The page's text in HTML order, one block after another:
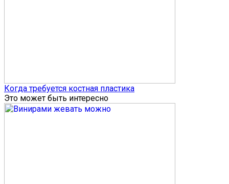
Когда требуется костная пластика
Это может быть интересно